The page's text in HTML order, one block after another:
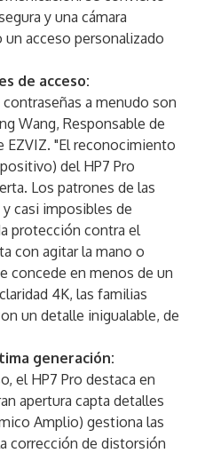
y una cámara
acceso personalizado
de acceso:
a menudo son
Wang, Responsable de
EZVIZ. "El reconocimiento
del HP7 Pro
Los patrones de las
casi imposibles de
protección contra el
con agitar la mano o
concede en menos de un
4K, las familias
un detalle inigualable, de
generación:
el HP7 Pro destaca en
apertura capta detalles
Amplio) gestiona las
corrección de distorsión